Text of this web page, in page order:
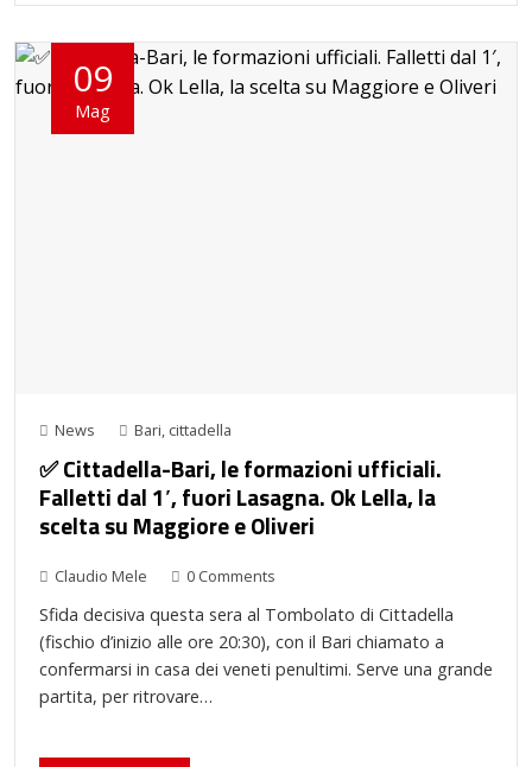
09
Mag
News Bari, cittadella
✅ Cittadella-Bari, le formazioni ufficiali.
Falletti dal 1′, fuori Lasagna. Ok Lella, la
scelta su Maggiore e Oliveri
Claudio Mele 0 Comments
Sfida decisiva questa sera al Tombolato di Cittadella
(fischio d’inizio alle ore 20:30), con il Bari chiamato a
confermarsi in casa dei veneti penultimi. Serve una grande
partita, per ritrovare…